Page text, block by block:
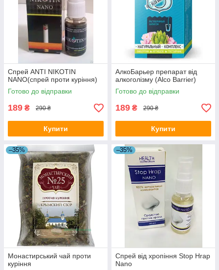
Спрей ANTI NIKOTIN
NANO(спрей проти куріння)
Готово до відправки
189 ₴ 290 ₴
Купити
АлкоБарьер препарат від
алкоголізму (Alco Barrier)
Готово до відправки
189 ₴ 290 ₴
Купити
–35%
Монастирський чай проти
куріння
–35%
Спрей від хропіння Stop Hrap
Nano